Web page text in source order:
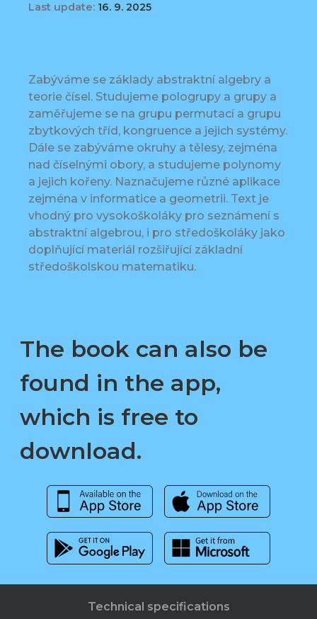
Last update: 16. 9. 2025
Zabýváme se základy abstraktní algebry a
teorie čísel. Studujeme pologrupy a grupy a
zaměřujeme se na grupu permutací a grupu
zbytkových tříd, kongruence a jejich systémy.
Dále se zabýváme okruhy a tělesy, zejména
nad číselnými obory, a studujeme polynomy
a jejich kořeny. Naznačujeme různé aplikace
zejména v informatice a geometrii. Text je
vhodný pro vysokoškoláky pro seznámení s
abstraktní algebrou, i pro středoškoláky jako
doplňující materiál rozšiřující základní
středoškolskou matematiku.
The book can also be
found in the app,
which is free to
download.
Technical specifications